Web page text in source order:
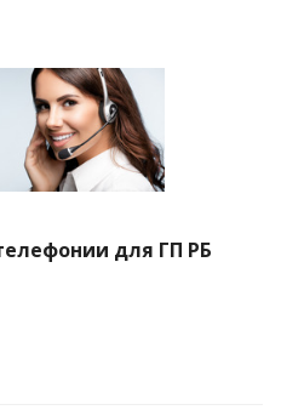
для ГП РБ